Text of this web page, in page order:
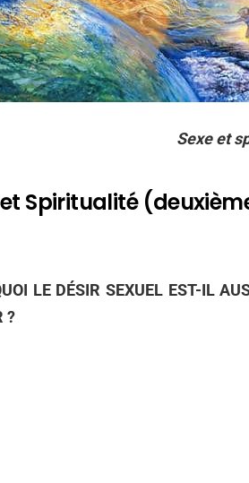
Sexe et
et Spiritualité
LE DÉSIR SEXUEL EST-IL
?